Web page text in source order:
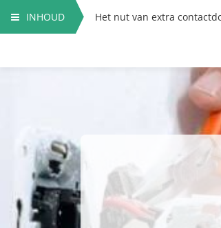
INHOUD Het nut van extra